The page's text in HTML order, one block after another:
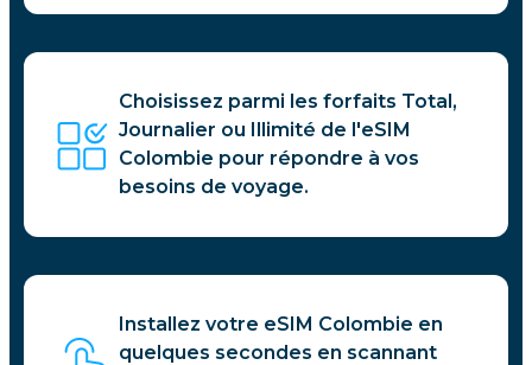
Choisissez parmi les forfaits Total,
Journalier ou Illimité de l'eSIM
Colombie pour répondre à vos
besoins de voyage.
Installez votre eSIM Colombie en
quelques secondes en scannant